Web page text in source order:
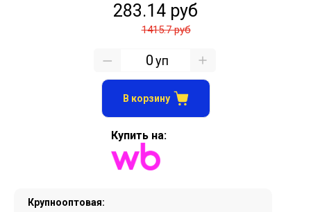
Крупнооптовая:
283.14 руб
1415.7 руб
уп
В корзину
Купить на: